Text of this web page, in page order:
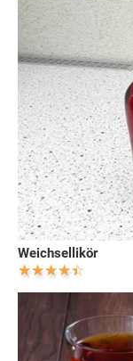
Weichsellikör